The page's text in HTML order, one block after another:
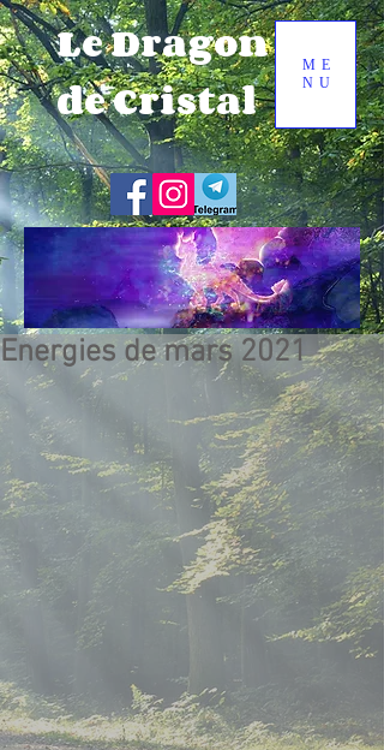
Le Dragon
de Cristal
ME
NU
Energies de mars 2021